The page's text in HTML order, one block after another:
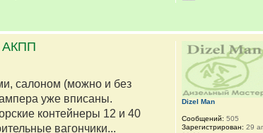
АКПП
салоном (можно и без
уже вписаны.
контейнеры 12 и 40
вагончики...
Dizel Man
Сообщений: 505
Зарегистрирован: 29